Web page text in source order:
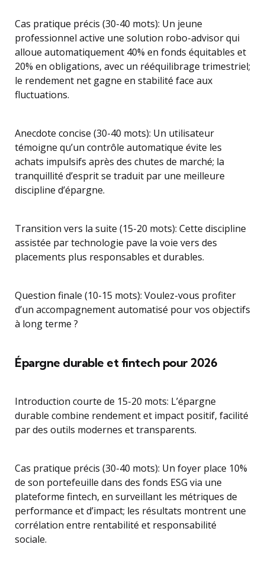
Cas pratique précis (30-40 mots): Un jeune
professionnel active une solution robo-advisor qui
alloue automatiquement 40% en fonds équitables et
20% en obligations, avec un rééquilibrage trimestriel;
le rendement net gagne en stabilité face aux
fluctuations.
Anecdote concise (30-40 mots): Un utilisateur
témoigne qu’un contrôle automatique évite les
achats impulsifs après des chutes de marché; la
tranquillité d’esprit se traduit par une meilleure
discipline d’épargne.
Transition vers la suite (15-20 mots): Cette discipline
assistée par technologie pave la voie vers des
placements plus responsables et durables.
Question finale (10-15 mots): Voulez-vous profiter
d’un accompagnement automatisé pour vos objectifs
à long terme ?
Épargne durable et fintech pour 2026
Introduction courte de 15-20 mots: L’épargne
durable combine rendement et impact positif, facilité
par des outils modernes et transparents.
Cas pratique précis (30-40 mots): Un foyer place 10%
de son portefeuille dans des fonds ESG via une
plateforme fintech, en surveillant les métriques de
performance et d’impact; les résultats montrent une
corrélation entre rentabilité et responsabilité
sociale.